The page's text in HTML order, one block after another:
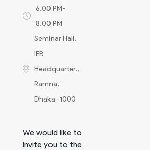
6.00 PM-
8.00 PM
Seminar Hall,
IEB
Headquarter.,
Ramna,
Dhaka -1000
We would like to
invite you to the